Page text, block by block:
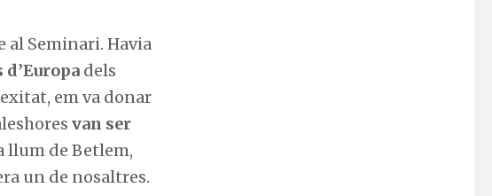
al Seminari. Havia
d’Europa dels
em va donar
van ser
llum de Betlem,
un de nosaltres.